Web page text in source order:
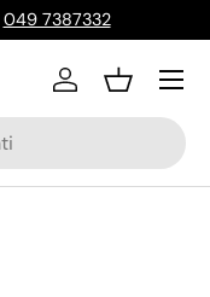
049 7387332
AccediCestino
Menu